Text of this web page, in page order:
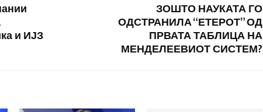
и ИЈЗ
ЗОШТО НАУКАТА ГО
ОДСТРАНИЛА “ЕТЕРОТ” ОД
ПРВАТА ТАБЛИЦА НА
МЕНДЕЛЕЕВИОТ СИСТЕМ?